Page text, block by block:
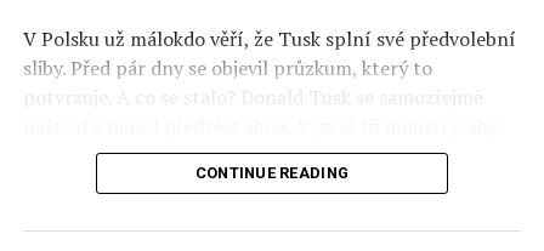
technologií umělé inteligence v mnoha oblastech života
umožní Evropské unii obnovit konkurenceschopnost ve
vztahu ke globálním ekonomikám a nutnosti zajistit
V Polsku už málokdo věří, že Tusk splní své předvolební
sliby. Před pár dny se objevil průzkum, který to
potvrzuje. A co se stalo? Donald Tusk se samozřejmě
před kamerami podepsali dohodu o stíhání členů PiS, a
ti poslušně ono divadlo předvedli. Andrzej Domański
CONTINUE READING